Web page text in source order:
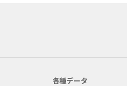
各種データ